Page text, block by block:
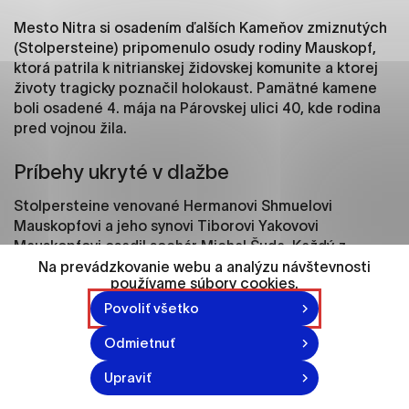
Mesto Nitra si osadením ďalších Kameňov zmiznutých
(Stolpersteine) pripomenulo osudy rodiny Mauskopf,
ktorá patrila k nitrianskej židovskej komunite a ktorej
životy tragicky poznačil holokaust. Pamätné kamene
boli osadené 4. mája na Párovskej ulici 40, kde rodina
pred vojnou žila.
Príbehy ukryté v dlažbe
Stolpersteine venované Hermanovi Shmuelovi
Mauskopfovi a jeho synovi Tiborovi Yakovovi
Mauskopfovi osadil sochár Michal Šuda. Každý z
kameňov nesie meno konkrétneho človeka a pripomína
jeho životný príbeh i tragický osud počas druhej
svetovej vojny.
Primátor Nitry Marek Hattas vo svojom príhovore
zdôraznil, že Kamene zmiznutých nie sú len symbolom
minulosti, ale aj pripomienkou zodpovednosti voči
Na prevádzkovanie webu a analýzu návštevnosti
používame súbory cookies.
Povoliť všetko
Odmietnuť
Upraviť
zabezpečeným oblastiam webovej stránky. Bez
týchto súborov cookie nemôže web správne
fungovať.
Analytické cookies
Analytické cookies pomáhajú prevádzkovateľovi
stránok pochopiť, ako návštevníci stránok stránku
používajú, aby mohol stránky optimalizovať a
ponúknuť im lepšiu skúsenosť. Všetky dáta sa
zbierajú anonymne a nie je možné ich spojiť s
konkrétnou osobou.
Označiť všetko
Uložiť nastavenia
Viac informácií